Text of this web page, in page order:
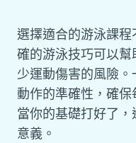
選擇適合的游泳課
確的游泳技巧可以
少運動傷害的風險。
動作的準確性，確保
當你的基礎打好了
意義。